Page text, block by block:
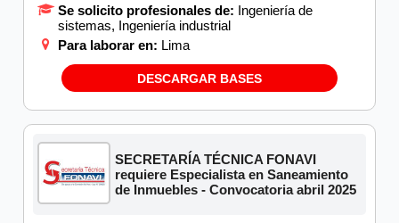
Se solicito profesionales de: Ingeniería de
sistemas, Ingeniería industrial
Para laborar en: Lima
DESCARGAR BASES
SECRETARÍA TÉCNICA FONAVI
requiere Especialista en Saneamiento
de Inmuebles - Convocatoria abril 2025